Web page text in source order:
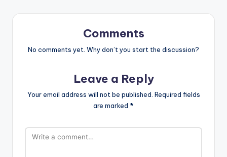
Comments
No comments yet. Why don’t you start the discussion?
Leave a Reply
Your email address will not be published. Required fields
are marked *